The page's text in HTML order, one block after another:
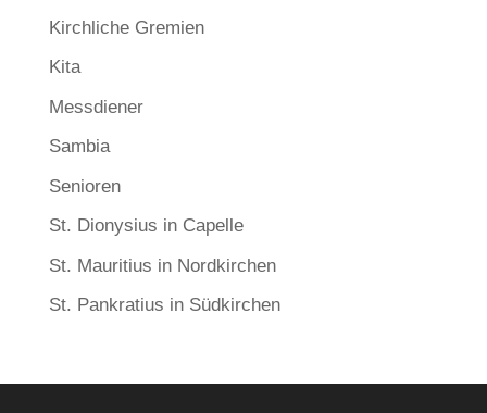
Kirchliche Gremien
Kita
Messdiener
Sambia
Senioren
St. Dionysius in Capelle
St. Mauritius in Nordkirchen
St. Pankratius in Südkirchen